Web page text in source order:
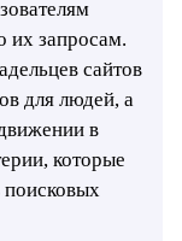
их запросам.
сайтов
для людей, а
в
которые